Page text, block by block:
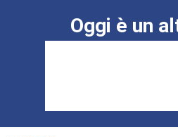
Oggi è un